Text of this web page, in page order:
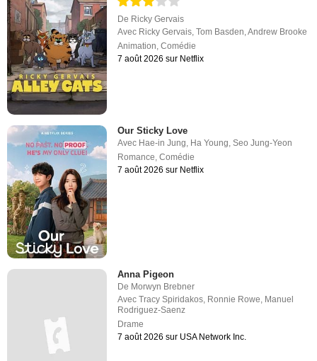
De Ricky Gervais
Avec Ricky Gervais,Tom Basden,Andrew Brooke
Animation,Comédie
7 août 2026 sur Netflix
Our Sticky Love
Avec Hae-in Jung Ha Young ,Seo Jung-Yeon
Romance ,Comédie
7 août 2026 sur Netflix
Anna Pigeon
De Morwyn Brebner
AvecTracy Spiridakos, Ronnie Rowe, Manuel
Rodriguez-Saenz
Drame
7 août 2026 sur USA Network Inc.